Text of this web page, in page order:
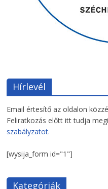
Hírlevél
Email értesítő az oldalon
Feliratkozás előtt itt tudja
szabályzatot.
[wysija_form id="1"]
Kategóriák